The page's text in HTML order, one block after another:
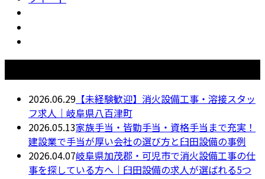
2026.06.29 【未経験歓迎】消火設備工事・溶接スタッ
フ求人｜岐阜県八百津町
2026.05.13家族手当・皆勤手当・資格手当まで充実！
建設業で手当が厚い会社の選び方と臼田設備の事例
2026.04.07岐阜県加茂郡・可児市で消火設備工事の仕
事を探している方へ｜臼田設備の求人が選ばれる5つ